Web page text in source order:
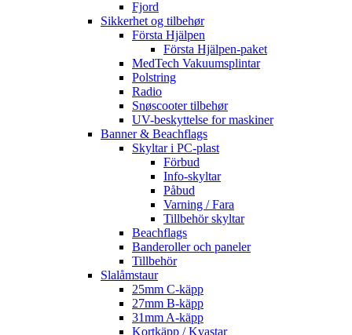
Fjord
Sikkerhet og tilbehør
Första Hjälpen
Första Hjälpen-paket
MedTech Vakuumsplintar
Polstring
Radio
Snøscooter tilbehør
UV-beskyttelse for maskiner
Banner & Beachflags
Skyltar i PC-plast
Förbud
Info-skyltar
Påbud
Varning / Fara
Tillbehör skyltar
Beachflags
Banderoller och paneler
Tillbehör
Slalåmstaur
25mm C-käpp
27mm B-käpp
31mm A-käpp
Kortkäpp / Kvastar